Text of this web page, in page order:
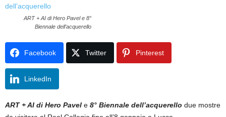
ART + AI di Hero Pavel e 8°
Biennale dell’acquerello
Facebook Twitter Pinterest
LinkedIn
ART + AI di Hero Pavel e 8° Biennale dell’acquerello due mostre